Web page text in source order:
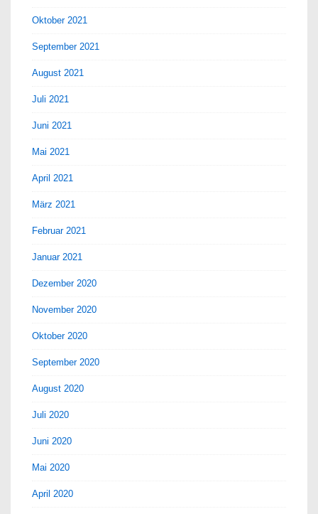
Oktober 2021
September 2021
August 2021
Juli 2021
Juni 2021
Mai 2021
April 2021
März 2021
Februar 2021
Januar 2021
Dezember 2020
November 2020
Oktober 2020
September 2020
August 2020
Juli 2020
Juni 2020
Mai 2020
April 2020